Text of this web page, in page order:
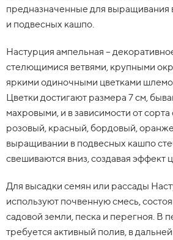
предназначенные для выращивания
и подвесных кашпо.
Настурция ампельная –
стелющимися ветвями, крупными
яркими одиночными цветками
Цветки достигают размера 7 см,
махровыми, и в зависимости от
розовый, красный, бордовый,
выращивании в подвесных кашпо
свешиваются вниз, создавая эффект
Для высадки семян или рассады
используют почвенную смесь,
садовой земли, песка и перегноя. В
требуется активный полив, в